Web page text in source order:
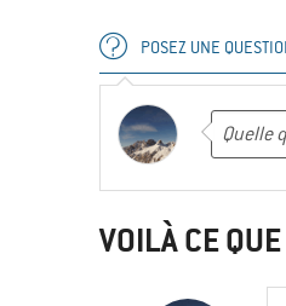
POSEZ UNE
VOILÀ CE